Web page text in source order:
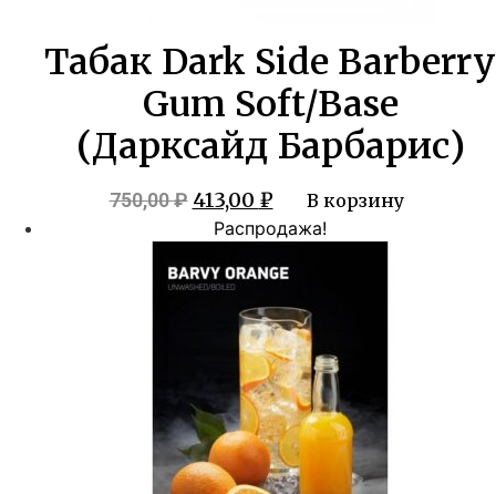
Табак Dark Side Barberry
Gum Soft/Base
(Дарксайд Барбарис)
750,00₽ Первоначальная
цена
750,00 ₽.
413,00 ₽Текущая
цена:
В корзину
Распродажа!